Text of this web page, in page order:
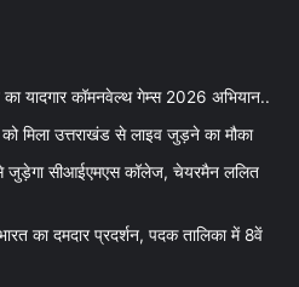
यादगार कॉमनवेल्थ गेम्स 2026 अभियान..
उत्तराखंड से लाइव जुड़ने का मौका
जुड़ेगा सीआईएमएस कॉलेज, चेयरमैन ललित
का दमदार प्रदर्शन, पदक तालिका में 8वें